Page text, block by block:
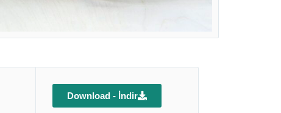
Download - İndir